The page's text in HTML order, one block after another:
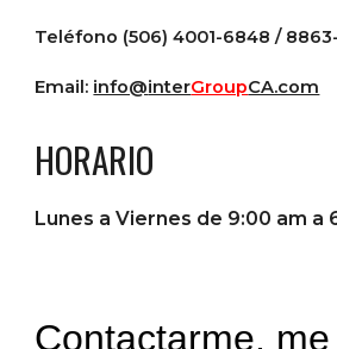
Teléfono (506) 4001-6848 / 8863-
Email: info@interGroupCA.com
HORARIO
Lunes a Viernes de 9:00 am a